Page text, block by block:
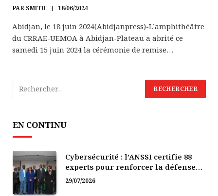
PAR SMITH 18/06/2024
Abidjan, le 18 juin 2024(Abidjanpress)-L’amphithéâtre
du CRRAE-UEMOA à Abidjan-Plateau a abrité ce
samedi 15 juin 2024 la cérémonie de remise…
EN CONTINU
Cybersécurité : l’ANSSI certifie 88
experts pour renforcer la défense
numérique de la Côte d’Ivoire
29/07/2026